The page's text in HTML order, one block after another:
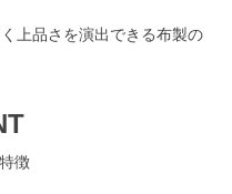
上品さを演出できる布製の
徴